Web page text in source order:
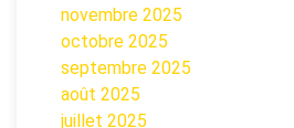
novembre 2025
octobre 2025
septembre 2025
août 2025
juillet 2025